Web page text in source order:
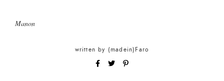
Manon
written by (madein)Faro